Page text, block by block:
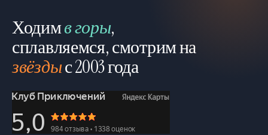
Ходимв горы,
сплавляемся, смотрим на
звёздыс 2003 года